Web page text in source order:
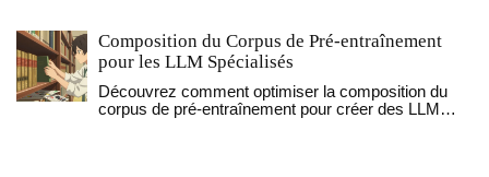
ne le pense.
Composition du Corpus de Pré-entraînement
pour les LLM Spécialisés
Découvrez comment optimiser la composition du
corpus de pré-entraînement pour créer des LLM